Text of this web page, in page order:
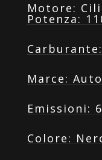
Motore:
Potenza:
Carburante:
Marce:
Emissioni:
Colore: